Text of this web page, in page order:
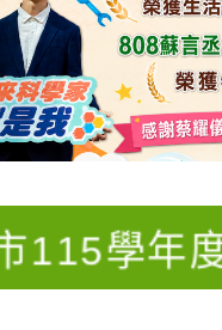
4招)】
第9次代
12招)】
期第7次代
)
115學年
語及新住
市115學